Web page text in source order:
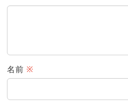
名前 ※